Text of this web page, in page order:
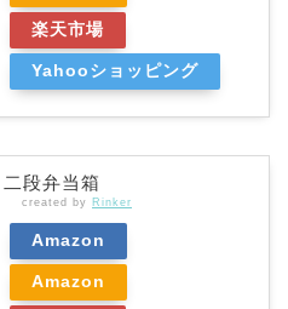
楽天市場
Yahooショッピング
二段弁当箱
created by Rinker
Amazon
Amazon